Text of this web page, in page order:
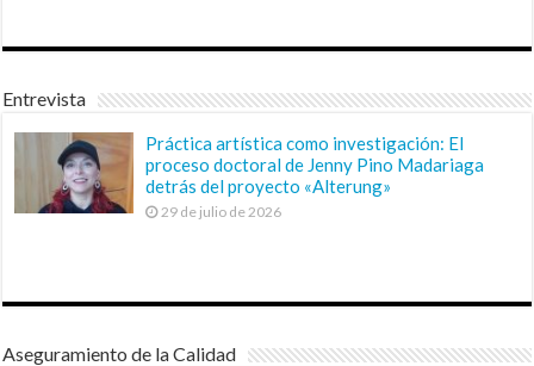
Entrevista
Práctica artística como investigación: El
proceso doctoral de Jenny Pino Madariaga
detrás del proyecto «Alterung»
29 de julio de 2026
Aseguramiento de la Calidad